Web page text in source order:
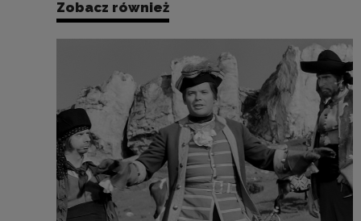
Zobacz również